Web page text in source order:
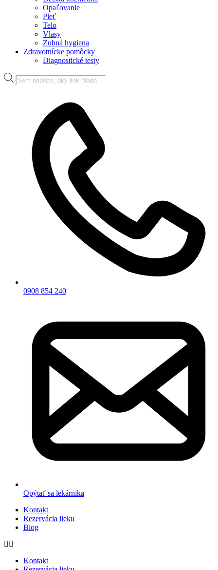
Opaľovanie
Pleť
Telo
Vlasy
Zubná hygiena
Zdravotnícke pomôcky
Diagnostické testy
Products
search
0908 854 240
Opýtať sa lekárnika
Kontakt
Rezervácia lieku
Blog
Kontakt